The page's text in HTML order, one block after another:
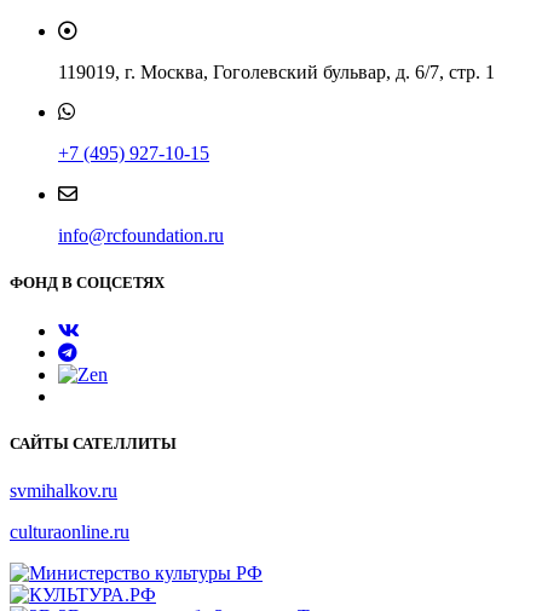
119019, г. Москва, Гоголевский бульвар, д. 6/7, стр. 1
+7 (495) 927-10-15
info@rcfoundation.ru
ФОНД В СОЦСЕТЯХ
САЙТЫ САТЕЛЛИТЫ
svmihalkov.ru
culturaonline.ru